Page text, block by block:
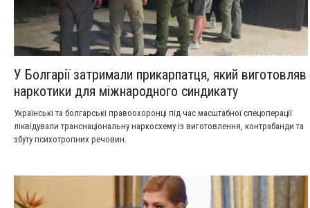
У Болгарії затримали прикарпатця, який виготовляв
наркотики для міжнародного синдикату
Українські та болгарські правоохоронці під час масштабної спецоперації
ліквідували транснаціональну наркосхему із виготовлення, контрабанди та
збуту психотропних речовин.